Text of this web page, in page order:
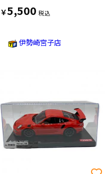
￥5,500
伊勢崎宮子店